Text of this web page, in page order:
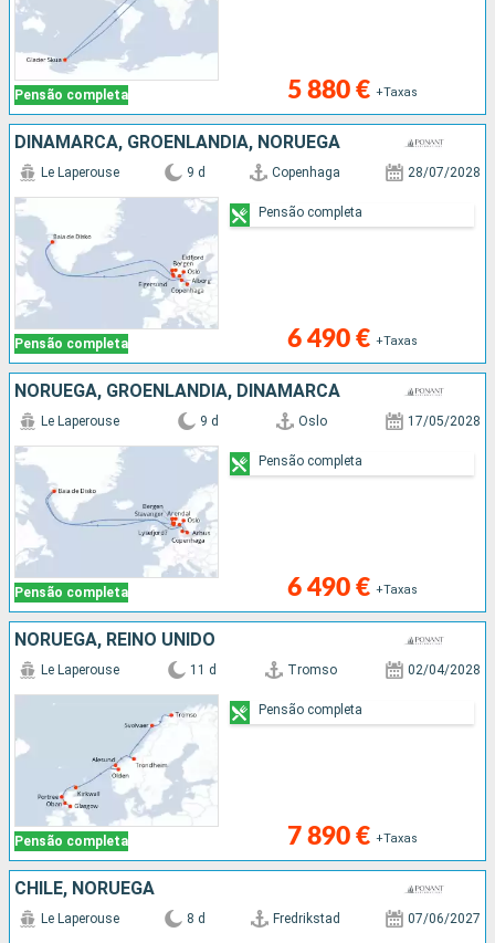
Pensão completa 5 880 € +Taxas
DINAMARCA, GROENLANDIA, NORUEGA
Pensão completa
Le Laperouse 9 d Copenhaga 28/07/2028
6 490 € +Taxas
Pensão completa
NORUEGA, GROENLANDIA, DINAMARCA
Pensão completa
Le Laperouse 9 d Oslo 17/05/2028
6 490 € +Taxas
Pensão completa
NORUEGA, REINO UNIDO
Pensão completa
Le Laperouse 11 d Tromso 02/04/2028
7 890 € +Taxas
Pensão completa
CHILE, NORUEGA
Le Laperouse 8 d Fredrikstad 07/06/2027